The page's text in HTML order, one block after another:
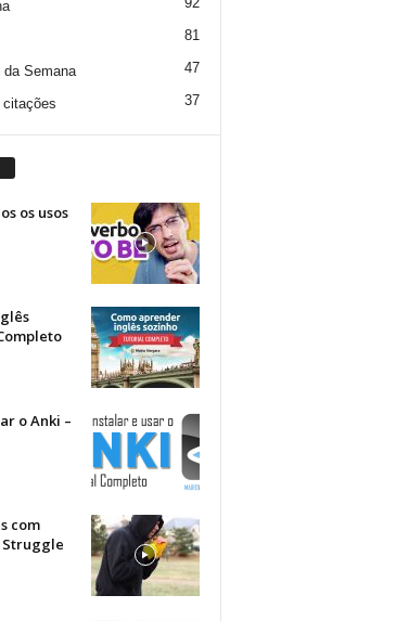
81
Semana 47
37
os usos
o Anki –
com
Struggle